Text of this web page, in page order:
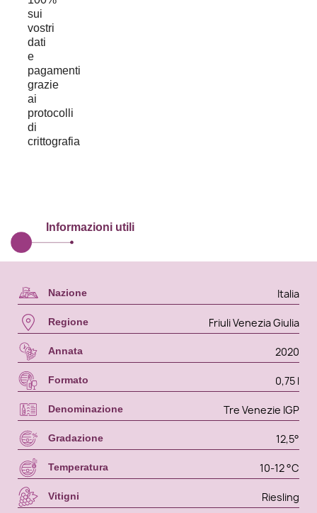
Informazioni utili
Nazione Italia
Regione Friuli Venezia Giulia
Annata 2020
Formato 0,75 l
Denominazione Tre Venezie IGP
Gradazione 12,5°
Temperatura 10-12 °C
Vitigni Riesling